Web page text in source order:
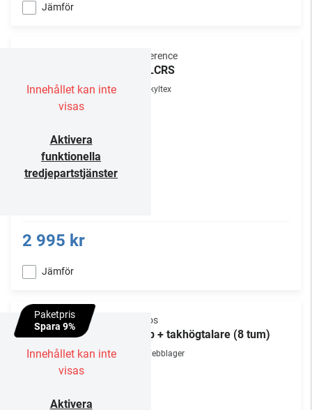
Jämför
Innehållet kan inte
visas
Aktivera
funktionella
tredjepartstjänster
Preference
K-6LCRS
Skyltex
2 995 kr
Jämför
Paketpris
Spara 9%
Innehållet kan inte
visas
Aktivera
Sonos
Amp + takhögtalare (8 tum)
Webblager